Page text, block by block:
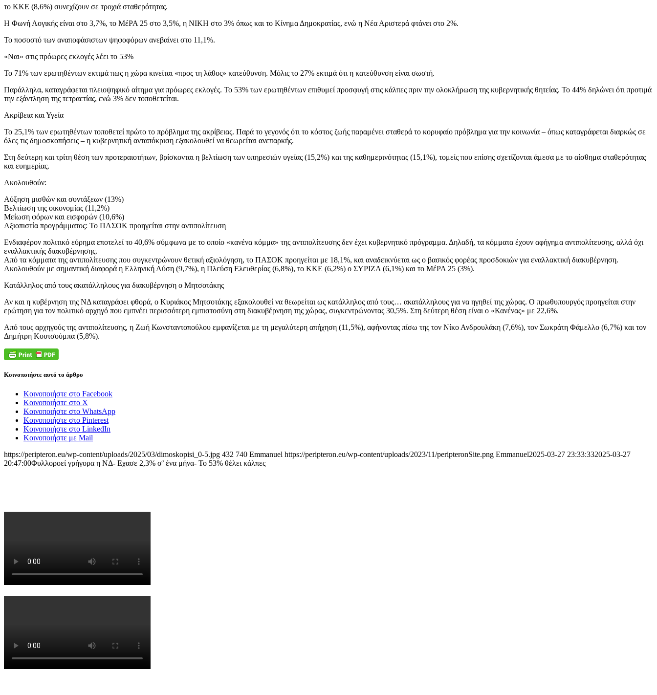
το ΚΚΕ (8,6%) συνεχίζουν σε τροχιά σταθερότητας.
Η Φωνή Λογικής είναι στο 3,7%, το ΜέΡΑ 25 στο 3,5%, η ΝΙΚΗ στο 3% όπως και το Κίνημα Δημοκρατίας, ενώ η Νέα Αριστερά φτάνει στο 2%.
Το ποσοστό των αναποφάσιστων ψηφοφόρων ανεβαίνει στο 11,1%.
«Ναι» στις πρόωρες εκλογές λέει το 53%
Το 71% των ερωτηθέντων εκτιμά πως η χώρα κινείται «προς τη λάθος» κατεύθυνση. Μόλις το 27% εκτιμά ότι η κατεύθυνση είναι σωστή.
Παράλληλα, καταγράφεται πλειοψηφικό αίτημα για πρόωρες εκλογές. Το 53% των ερωτηθέντων επιθυμεί προσφυγή στις κάλπες πριν την ολοκλήρωση της κυβερνητικής θητείας. Το 44% δηλώνει ότι προτιμά
την εξάντληση της τετραετίας, ενώ 3% δεν τοποθετείται.
Ακρίβεια και Υγεία
Το 25,1% των ερωτηθέντων τοποθετεί πρώτο το πρόβλημα της ακρίβειας. Παρά το γεγονός ότι το κόστος ζωής παραμένει σταθερά το κορυφαίο πρόβλημα για την κοινωνία – όπως καταγράφεται διαρκώς σε
όλες τις δημοσκοπήσεις – η κυβερνητική ανταπόκριση εξακολουθεί να θεωρείται ανεπαρκής.
Στη δεύτερη και τρίτη θέση των προτεραιοτήτων, βρίσκονται η βελτίωση των υπηρεσιών υγείας (15,2%) και της καθημερινότητας (15,1%), τομείς που επίσης σχετίζονται άμεσα με το αίσθημα σταθερότητας
και ευημερίας.
Ακολουθούν:
Αύξηση μισθών και συντάξεων (13%)
Βελτίωση της οικονομίας (11,2%)
Μείωση φόρων και εισφορών (10,6%)
Αξιοπιστία προγράμματος: Το ΠΑΣΟΚ προηγείται στην αντιπολίτευση
Ενδιαφέρον πολιτικό εύρημα εποτελεί το 40,6% σύμφωνα με το οποίο «κανένα κόμμα» της αντιπολίτευσης δεν έχει κυβερνητικό πρόγραμμα. Δηλαδή, τα κόμματα έχουν αφήγημα αντιπολίτευσης, αλλά όχι
εναλλακτικής διακυβέρνησης.
Από τα κόμματα της αντιπολίτευσης που συγκεντρώνουν θετική αξιολόγηση, το ΠΑΣΟΚ προηγείται με 18,1%, και αναδεικνύεται ως ο βασικός φορέας προσδοκιών για εναλλακτική διακυβέρνηση.
Ακολουθούν με σημαντική διαφορά η Ελληνική Λύση (9,7%), η Πλεύση Ελευθερίας (6,8%), το ΚΚΕ (6,2%) ο ΣΥΡΙΖΑ (6,1%) και το ΜέΡΑ 25 (3%).
Κατάλληλος από τους ακατάλληλους για διακυβέρνηση ο Μητσοτάκης
Αν και η κυβέρνηση της ΝΔ καταγράφει φθορά, ο Κυριάκος Μητσοτάκης εξακολουθεί να θεωρείται ως κατάλληλος από τους… ακατάλληλους για να ηγηθεί της χώρας. Ο πρωθυπουργός προηγείται στην
ερώτηση για τον πολιτικό αρχηγό που εμπνέει περισσότερη εμπιστοσύνη στη διακυβέρνηση της χώρας, συγκεντρώνοντας 30,5%. Στη δεύτερη θέση είναι ο «Κανένας» με 22,6%.
Από τους αρχηγούς της αντιπολίτευσης, η Ζωή Κωνσταντοπούλου εμφανίζεται με τη μεγαλύτερη απήχηση (11,5%), αφήνοντας πίσω της τον Νίκο Ανδρουλάκη (7,6%), τον Σωκράτη Φάμελλο (6,7%) και τον
Δημήτρη Κουτσούμπα (5,8%).
Κοινοποιήστε αυτό το άρθρο
Κοινοποιήστε στο Facebook
Κοινοποιήστε στο X
Κοινοποιήστε στο WhatsApp
Κοινοποιήστε στο Pinterest
Κοινοποιήστε στο LinkedIn
Κοινοποιήστε με Mail
https://peripteron.eu/wp-content/uploads/2025/03/dimoskopisi_0-5.jpg 432 740 Emmanuel https://peripteron.eu/wp-content/uploads/2023/11/peripteronSite.png Emmanuel2025-03-27 23:33:332025-03-27
20:47:00Φυλλοροεί γρήγορα η ΝΔ- Εχασε 2,3% σ’ ένα μήνα- Το 53% θέλει κάλπες